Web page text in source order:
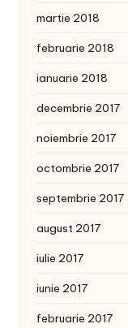
martie 2018
februarie 2018
ianuarie 2018
decembrie 2017
noiembrie 2017
octombrie 2017
septembrie 2017
august 2017
iulie 2017
iunie 2017
februarie 2017